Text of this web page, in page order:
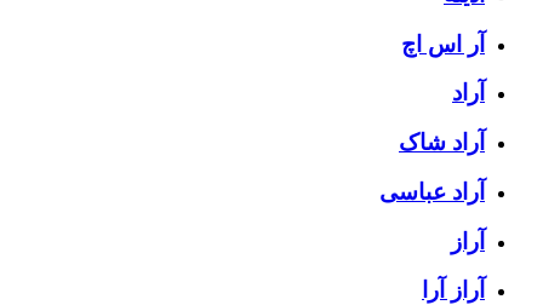
آر اس اچ
آراد
آراد شاک
آراد عباسی
آراز
آراز آرا